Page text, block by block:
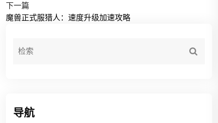
下一篇
魔兽正式服猎人：速度升级加速攻略
导航